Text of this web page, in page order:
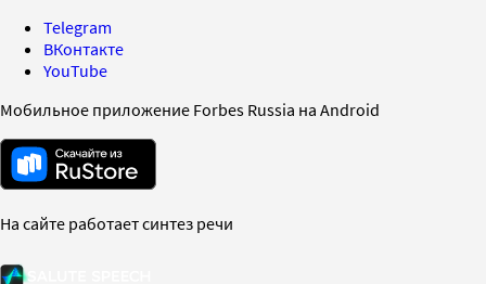
Telegram
ВКонтакте
YouTube
Мобильное приложение Forbes Russia на Android
На сайте работает синтез речи